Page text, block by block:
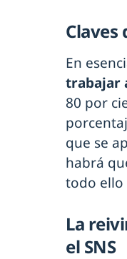
Claves
En
trabajar
80 por
que se
habrá
todo ello
La
el SNS